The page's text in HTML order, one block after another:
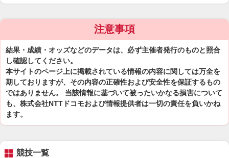
注意事項
結果・成績・オッズなどのデータは、必ず主催者発行のものと照合
し確認してください。
本サイトのページ上に掲載されている情報の内容に関しては万全を
期しておりますが、その内容の正確性および安全性を保証するもの
ではありません。 当該情報に基づいて被ったいかなる損害について
も、株式会社NTTドコモおよび情報提供者は一切の責任を負いかね
ます。
競技一覧